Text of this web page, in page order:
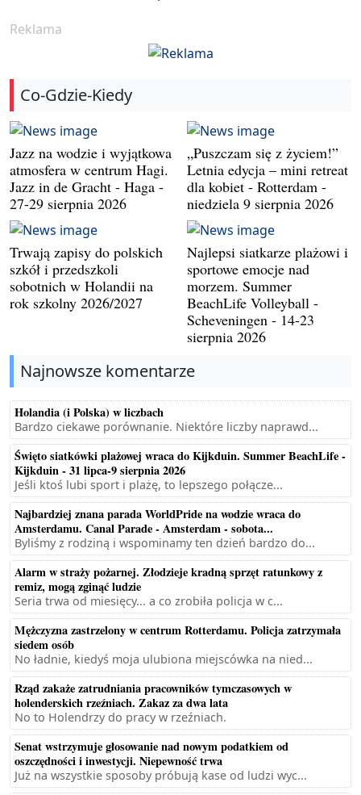
Reklama
Co-Gdzie-Kiedy
Jazz na wodzie i wyjątkowa
atmosfera w centrum Hagi.
Jazz in de Gracht - Haga -
27-29 sierpnia 2026
„Puszczam się z życiem!”
Letnia edycja – mini retreat
dla kobiet - Rotterdam -
niedziela 9 sierpnia 2026
Trwają zapisy do polskich
szkół i przedszkoli
sobotnich w Holandii na
rok szkolny 2026/2027
Najlepsi siatkarze plażowi i
sportowe emocje nad
morzem. Summer
BeachLife Volleyball -
Scheveningen - 14-23
sierpnia 2026
Najnowsze komentarze
Holandia (i Polska) w liczbach
Bardzo ciekawe porównanie. Niektóre liczby naprawd...
Święto siatkówki plażowej wraca do Kijkduin. Summer BeachLife -
Kijkduin - 31 lipca-9 sierpnia 2026
Jeśli ktoś lubi sport i plażę, to lepszego połącze...
Najbardziej znana parada WorldPride na wodzie wraca do
Amsterdamu. Canal Parade - Amsterdam - sobota...
Byliśmy z rodziną i wspominamy ten dzień bardzo do...
Alarm w straży pożarnej. Złodzieje kradną sprzęt ratunkowy z
remiz, mogą zginąć ludzie
Seria trwa od miesięcy... a co zrobiła policja w c...
Mężczyzna zastrzelony w centrum Rotterdamu. Policja zatrzymała
siedem osób
No ładnie, kiedyś moja ulubiona miejscówka na nied...
Rząd zakaże zatrudniania pracowników tymczasowych w
holenderskich rzeźniach. Zakaz za dwa lata
No to Holendrzy do pracy w rzeźniach.
Senat wstrzymuje głosowanie nad nowym podatkiem od
oszczędności i inwestycji. Niepewność trwa
Już na wszystkie sposoby próbują kase od ludzi wyc...